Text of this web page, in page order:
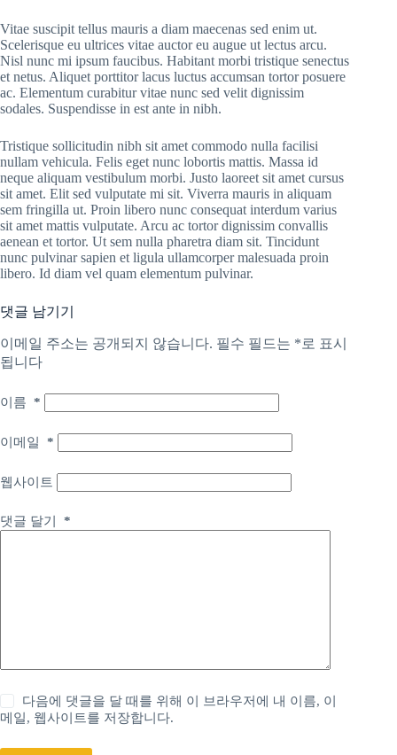
Vitae suscipit tellus mauris a diam maecenas sed enim ut.
Scelerisque eu ultrices vitae auctor eu augue ut lectus arcu.
Nisl nunc mi ipsum faucibus. Habitant morbi tristique senectus
et netus. Aliquet porttitor lacus luctus accumsan tortor posuere
ac. Elementum curabitur vitae nunc sed velit dignissim
sodales. Suspendisse in est ante in nibh.
Tristique sollicitudin nibh sit amet commodo nulla facilisi
nullam vehicula. Felis eget nunc lobortis mattis. Massa id
neque aliquam vestibulum morbi. Justo laoreet sit amet cursus
sit amet. Elit sed vulputate mi sit. Viverra mauris in aliquam
sem fringilla ut. Proin libero nunc consequat interdum varius
sit amet mattis vulputate. Arcu ac tortor dignissim convallis
aenean et tortor. Ut sem nulla pharetra diam sit. Tincidunt
nunc pulvinar sapien et ligula ullamcorper malesuada proin
libero. Id diam vel quam elementum pulvinar.
댓글 남기기
이메일 주소는 공개되지 않습니다. 필수 필드는 * 로 표시
됩니다
이름 *
이메일 *
웹사이트
댓글 달기 *
다음에 댓글을 달 때를 위해 이 브라우저에 내 이름, 이
메일, 웹사이트를 저장합니다.